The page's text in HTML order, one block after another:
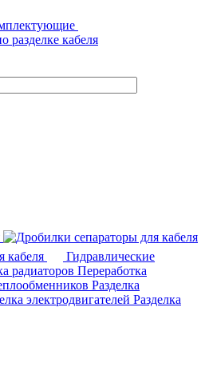
разделке кабеля
кабеля
Гидравлические
Переработка
Разделка
Разделка